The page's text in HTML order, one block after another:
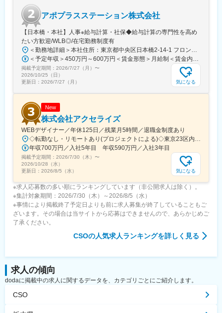
■手厚い福利厚生
・外勤手当（1日1,500円）
・社宅制度（家賃60％会社負担）※条件あり
・転勤時の引越し費用負担
・単身赴任手当／帰省補助
■当社の特徴
研修終了後は各製薬メーカーのプロジェクトに配属される『コン
クラクトMR』。配属期間は平均2～3年程。
新薬案件を中心にプロジェクトが豊富にあり、成長機会が広がり
ます。
■豊富なキャリアパス
がんや希少疾患の医薬品担当など専門性を深めるキャリアや、マ
ネジメント・人材育成など多様なキャリアパスが可能。実際に社
内でキャリアチェンジして活躍している社員も多数います。
変更の範囲：会社の定める業務
アポプラスステーション株式会社
【日本橋・本社】人事※給与計算・社保◆給与計算の専門性を高め
たい方歓迎/WLB◎/在宅勤務制度有
＜勤務地詳細＞本社住所：東京都中央区日本橋2-14-1 フロントプレイス日本橋勤務地最寄駅：各線／日本橋駅受動喫煙対策：敷地内喫煙可能場所あり変更の範囲：会社の定める事業所
＜予定年収＞450万円～600万円＜賃金形態＞月給制＜賃金内訳＞月額（基本給）：243,000円～330,300円固定残業手当/月：57,000円～77,700円（固定残業時間30時間0分/月）超過した時間外労働の残業手当は追加支給＜月給＞300,000円～408,000円（一律手当を含む）＜昇給有無＞有＜残業手当＞有＜給与補足＞※上記金額にスキル・ご経験に応じて加算する可能性がございます※給与詳細は、経験・スキルを考慮した上で決定。■昇給：年1回（4月）賃金はあくまでも目安の金額であり、選考を通じて上下する可能性があります。月給(月額)は固定手当を含めた表記です。
掲載予定期間： 2026/7/27（月） 〜
2026/10/25（日）
更新日： 2026/7/27（月） 気になる
New
株式会社アクセライズ
WEBデザイナー／年休125日／残業月5時間／退職金制度あり
◇転勤なし・リモートあり(プロジェクトによる)◇東京23区内を中心としたプロジェクト先▽勤務エリア・東京都内を中心とした一都三県・東京23区内のプロジェクトが中心・プロジェクトによりリモートワークあり・千葉、埼玉、神奈川にも案件あり。強制はなし。■東京本社／東京都千代田区神田小川町1-5-1 神田御幸ビル8F
年収700万円／入社5年目 年収590万円／入社3年目
掲載予定期間： 2026/7/30（木） 〜
2026/10/28（水）
更新日： 2026/8/5（水） 気になる
※求人応募数の多い順にランキングしています（非公開求人は除く）。
※集計対象期間：2026/7/30（木）～2026/8/5（水）
※事情により掲載終了予定日よりも前に求人募集が終了していることもご
ざいます。その場合は当サイトから応募はできませんので、あらかじめご
了承ください。
CSOの人気求人ランキングを詳しく見る
求人の傾向
dodaに掲載中の求人に関するデータを、カテゴリごとにご紹介します。
CSO